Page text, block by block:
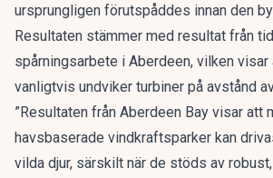
ursprungligen förutspåddes innan den
Resultaten stämmer med resultat från
spårningsarbete i Aberdeen, vilken
vanligtvis undviker turbiner på avstånd
”Resultaten från Aberdeen Bay visar att
havsbaserade vindkraftsparker kan
vilda djur, särskilt när de stöds av